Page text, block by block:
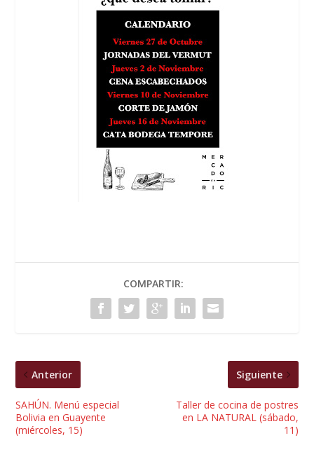
COMPARTIR:
Anterior
SAHÚN. Menú especial
Bolivia en Guayente
(miércoles, 15)
Siguiente
Taller de cocina de postres
en LA NATURAL (sábado,
11)